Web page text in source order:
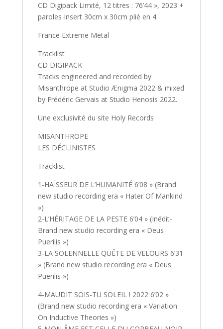
CD Digipack Limité, 12 titres : 76’44 », 2023 +
paroles Insert 30cm x 30cm plié en 4
France Extreme Metal
Tracklist
CD DIGIPACK
Tracks engineered and recorded by
Misanthrope at Studio Ænigma 2022 & mixed
by Frédéric Gervais at Studio Henosis 2022.
Une exclusivité du site Holy Records
MISANTHROPE
LES DÉCLINISTES
Tracklist
1-HAÏSSEUR DE L’HUMANITÉ 6’08 » (Brand
new studio recording era « Hater Of Mankind
»)
2-L’HÉRITAGE DE LA PESTE 6’04 » (Inédit-
Brand new studio recording era « Deus
Puerilis »)
3-LA SOLENNELLE QUÊTE DE VELOURS 6’31
» (Brand new studio recording era « Deus
Puerilis »)
4-MAUDIT SOIS-TU SOLEIL ! 2022 6’02 »
(Brand new studio recording era « Variation
On Inductive Theories »)